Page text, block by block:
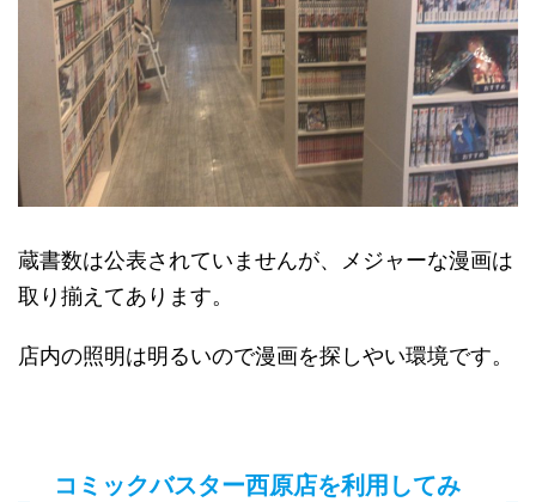
蔵書数は公表されていませんが、メジャーな漫画は
取り揃えてあります。
店内の照明は明るいので漫画を探しやい環境です。
コミックバスター西原店を利用してみ